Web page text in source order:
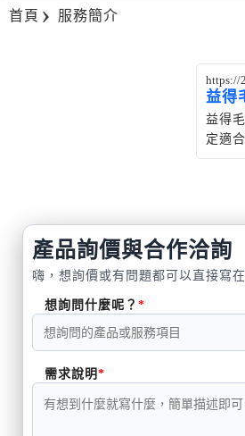
首頁 服務簡介
https://
益得
益得
定適
產品詢價與合作洽詢
嗨，想詢價或有問題都可以直接寫
想詢問什麼呢？
需求說明